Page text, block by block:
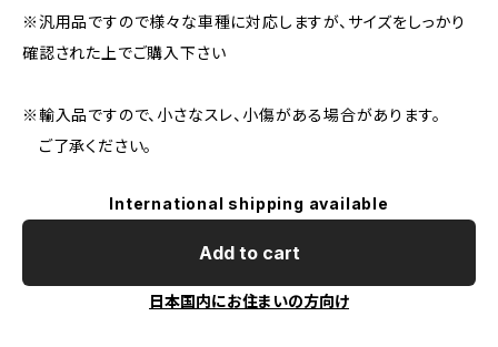
※汎用品ですので様々な車種に対応しますが、サイズをしっかり
確認された上でご購入下さい
※輸入品ですので、小さなスレ、小傷がある場合があります。
ご了承ください。
International shipping available
Add to cart
日本国内にお住まいの方向け